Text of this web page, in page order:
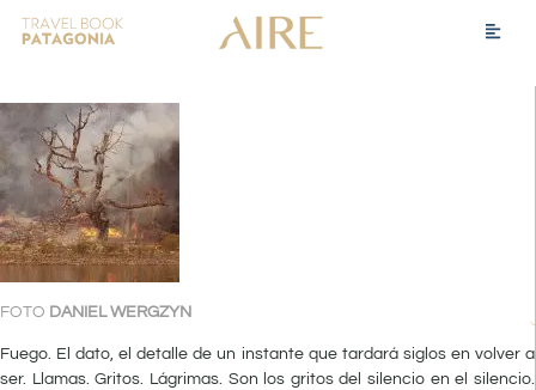
FOTO DANIEL WERGZYN
Fuego. El dato, el detalle de un instante que tardará siglos en volver a
ser. Llamas. Gritos. Lágrimas. Son los gritos del silencio en el silencio.